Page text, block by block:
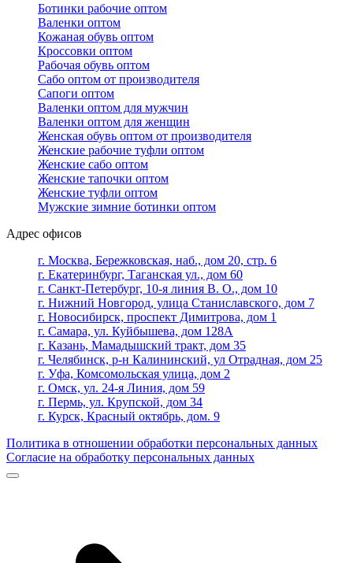
Ботинки рабочие оптом
Валенки оптом
Кожаная обувь оптом
Кроссовки оптом
Рабочая обувь оптом
Сабо оптом от производителя
Сапоги оптом
Валенки оптом для мужчин
Валенки оптом для женщин
Женская обувь оптом от производителя
Женские рабочие туфли оптом
Женские сабо оптом
Женские тапочки оптом
Женские туфли оптом
Мужские зимние ботинки оптом
Адрес офисов
г. Москва, Бережковская, наб., дом 20, стр. 6
г. Екатеринбург, Таганская ул., дом 60
г. Санкт-Петербург, 10-я линия В. О., дом 10
г. Нижний Новгород, улица Станиславского, дом 7
г. Новосибирск, проспект Димитрова, дом 1
г. Самара, ул. Куйбышева, дом 128А
г. Казань, Мамадышский тракт, дом 35
г. Челябинск, р-н Калининский, ул Отрадная, дом 25
г. Уфа, Комсомольская улица, дом 2
г. Омск, ул. 24-я Линия, дом 59
г. Пермь, ул. Крупской, дом 34
г. Курск, Красный октябрь, дом. 9
Политика в отношении обработки персональных данных
Согласие на обработку персональных данных